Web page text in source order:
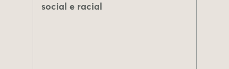
social e racial